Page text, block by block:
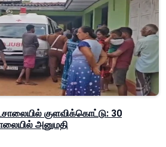
குளவிக்கொட்டு: 30
அனுமதி